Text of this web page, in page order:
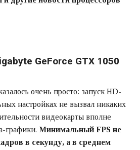
очень просто: запуск HD-
настройках не вызвал никаких
видеокарты вполне
графики. Минимальный FPS не
в секунду, а в среднем